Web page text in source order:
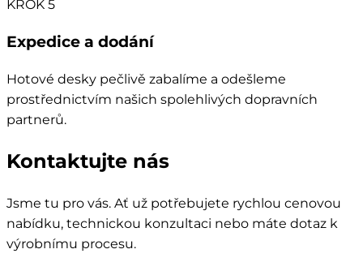
KROK 5
Expedice a dodání
Hotové desky pečlivě zabalíme a odešleme
prostřednictvím našich spolehlivých dopravních
partnerů.
Kontaktujte nás
Jsme tu pro vás. Ať už potřebujete rychlou cenovou
nabídku, technickou konzultaci nebo máte dotaz k
výrobnímu procesu.